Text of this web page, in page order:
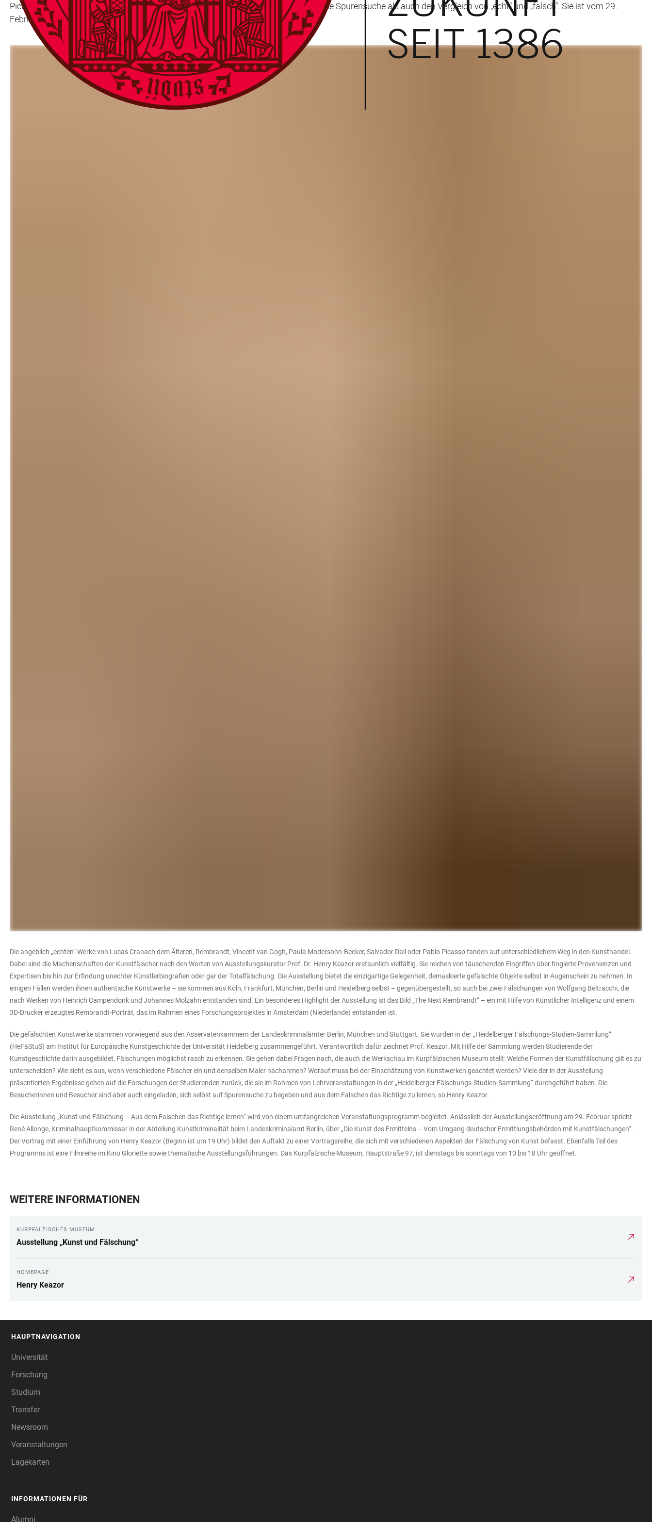
Picasso. Ergänzt durch verschiedene Originale ermöglicht die Ausstellung sowohl eine Spurensuche als auch den Vergleich von „echt“ und „falsch“. Sie ist vom 29.
Februar bis zum 30. Juni 2024 im Kurpfälzischen Museum zu sehen.
Die angeblich „echten“ Werke von Lucas Cranach dem Älteren, Rembrandt, Vincent van Gogh, Paula Modersohn-Becker, Salvador Dalí oder Pablo Picasso fanden auf unterschiedlichem Weg in den Kunsthandel.
Dabei sind die Machenschaften der Kunstfälscher nach den Worten von Ausstellungskurator Prof. Dr. Henry Keazor erstaunlich vielfältig. Sie reichen von täuschenden Eingriffen über fingierte Provenienzen und
Expertisen bis hin zur Erfindung unechter Künstlerbiografien oder gar der Totalfälschung. Die Ausstellung bietet die einzigartige Gelegenheit, demaskierte gefälschte Objekte selbst in Augenschein zu nehmen. In
einigen Fällen werden ihnen authentische Kunstwerke – sie kommen aus Köln, Frankfurt, München, Berlin und Heidelberg selbst – gegenübergestellt, so auch bei zwei Fälschungen von Wolfgang Beltracchi, die
nach Werken von Heinrich Campendonk und Johannes Molzahn entstanden sind. Ein besonderes Highlight der Ausstellung ist das Bild „The Next Rembrandt“ – ein mit Hilfe von Künstlicher Intelligenz und einem
3D-Drucker erzeugtes Rembrandt-Porträt, das im Rahmen eines Forschungsprojektes in Amsterdam (Niederlande) entstanden ist.
Die gefälschten Kunstwerke stammen vorwiegend aus den Asservatenkammern der Landeskriminalämter Berlin, München und Stuttgart. Sie wurden in der „Heidelberger Fälschungs-Studien-Sammlung“
(HeFäStuS) am Institut für Europäische Kunstgeschichte der Universität Heidelberg zusammengeführt. Verantwortlich dafür zeichnet Prof. Keazor. Mit Hilfe der Sammlung werden Studierende der
Kunstgeschichte darin ausgebildet, Fälschungen möglichst rasch zu erkennen. Sie gehen dabei Fragen nach, die auch die Werkschau im Kurpfälzischen Museum stellt: Welche Formen der Kunstfälschung gilt es zu
unterscheiden? Wie sieht es aus, wenn verschiedene Fälscher ein und denselben Maler nachahmen? Worauf muss bei der Einschätzung von Kunstwerken geachtet werden? Viele der in der Ausstellung
präsentierten Ergebnisse gehen auf die Forschungen der Studierenden zurück, die sie im Rahmen von Lehrveranstaltungen in der „Heidelberger Fälschungs-Studien-Sammlung“ durchgeführt haben. Die
Besucherinnen und Besucher sind aber auch eingeladen, sich selbst auf Spurensuche zu begeben und aus dem Falschen das Richtige zu lernen, so Henry Keazor.
Die Ausstellung „Kunst und Fälschung – Aus dem Falschen das Richtige lernen“ wird von einem umfangreichen Veranstaltungsprogramm begleitet. Anlässlich der Ausstellungseröffnung am 29. Februar spricht
René Allonge, Kriminalhauptkommissar in der Abteilung Kunstkriminalität beim Landeskriminalamt Berlin, über „Die Kunst des Ermittelns – Vom Umgang deutscher Ermittlungsbehörden mit Kunstfälschungen“.
Der Vortrag mit einer Einführung von Henry Keazor (Beginn ist um 19 Uhr) bildet den Auftakt zu einer Vortragsreihe, die sich mit verschiedenen Aspekten der Fälschung von Kunst befasst. Ebenfalls Teil des
Programms ist eine Filmreihe im Kino Gloriette sowie thematische Ausstellungsführungen. Das Kurpfälzische Museum, Hauptstraße 97, ist dienstags bis sonntags von 10 bis 18 Uhr geöffnet.
WEITERE INFORMATIONEN
KURPFÄLZISCHES MUSEUM
Ausstellung „Kunst und Fälschung“
HOMEPAGE
Henry Keazor
HAUPTNAVIGATION
Universität
Forschung
Studium
Transfer
Newsroom
Veranstaltungen
Lagekarten
INFORMATIONEN FÜR
Alumni